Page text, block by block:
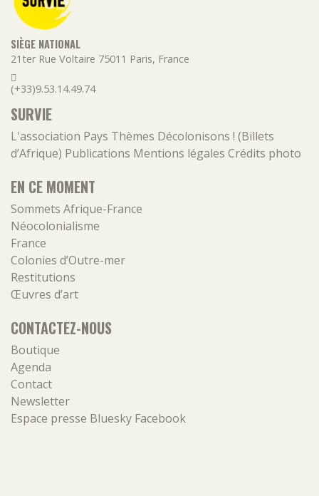
SIÈGE NATIONAL
21ter Rue Voltaire 75011 Paris, France
(+33)9.53.14.49.74
SURVIE
L'association Pays Thèmes Décolonisons ! (Billets
d’Afrique) Publications Mentions légales Crédits photo
EN CE MOMENT
Sommets Afrique-France
Néocolonialisme
France
Colonies d’Outre-mer
Restitutions
Œuvres d’art
CONTACTEZ-NOUS
Boutique
Agenda
Contact
Newsletter
Espace presse Bluesky Facebook